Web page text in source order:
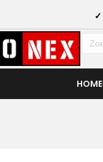
✓
HOME